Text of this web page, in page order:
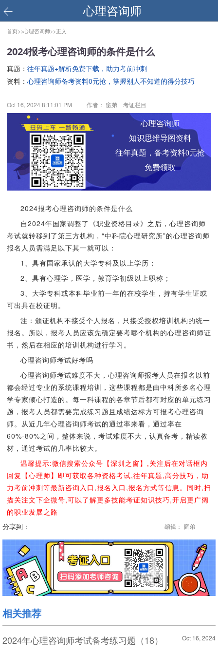
心理咨询师
首页>>心理咨询师>>正文
2024报考心理咨询师的条件是什么
真题： 往年真题+解析免费下载，助力考前冲刺
资料： 心理咨询师备考资料0元抢，掌握别人不知道的得分技巧
Oct 16, 2024 8:11:01 PM 作者： 窗弟 考证栏目
心理咨询师
知识思维导图资料
往年真题，备考资料0元抢
免费领取
2024报考心理咨询师的条件是什么
自2024年国家调整了《职业资格目录》之后，心理咨询师
考试就转移到了第三方机构，“中科院心理研究所”的心理咨询师
报名人员需满足以下其一就可以：
1、具有国家承认的大学专科及以上学历；
2、具有心理学，医学，教育学初级以上职称；
3、大学专科或本科毕业前一年的在校学生，持有学生证或
可出具在校证明。
注：颁证机构不接受个人报名，只接受授权培训机构的统一
报名。所以，报考人员应该先确定要考哪个机构的心理咨询师证
书，然后在相应的培训机构进行学习。
心理咨询师考试好考吗
心理咨询师考试难度不大，心理咨询师报考人员在报名以前
都会经过专业的系统课程培训，这些课程都是由中科所多名心理
学专家倾心打造的。每一科课程的各章节后都有对应的单元练习
题，报考人员都需要完成练习题且成绩达标方可报考心理咨询
师。从近几年心理咨询师考试的通过率来看，通过率在
60%-80%之间，整体来说，考试难度不大，认真备考，精读教
材，通过考试的几率比较大。
温馨提示:微信搜索公众号【深圳之窗】,关注后在对话框内
回复【心理师】即可获取各种资格考试,往年真题,高分技巧，助
力考前冲刺等最新咨询入口,报名入口,报名方式等信息。同时,扫
描关注文下企微号,可以了解更多技能考证知识技巧,开启更广阔
的职业发展之路
分享到：
编辑： 窗弟
相关推荐
2024年心理咨询师考试备考练习题（18） Oct 16, 2024